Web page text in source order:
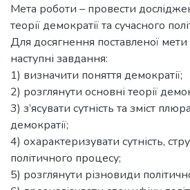
Мета роботи – провести
теорії демократії та сучасного
Для досягнення поставленої
наступні завдання:
1) визначити поняття демократії;
2) розглянути основні теорії
3) з’ясувати сутність та зміст
демократії;
4) охарактеризувати сутність,
політичного процесу;
5) розглянути різновиди